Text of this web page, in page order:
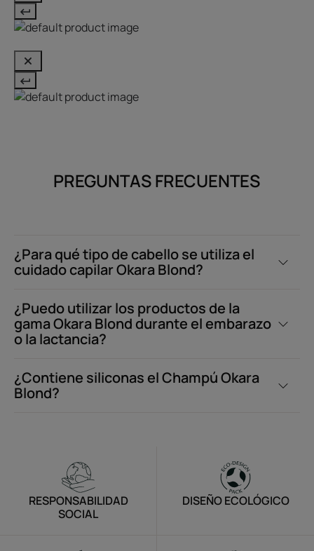
PREGUNTAS FRECUENTES
¿Para qué tipo de cabello se utiliza el
cuidado capilar Okara Blond?
¿Puedo utilizar los productos de la
gama Okara Blond durante el embarazo
o la lactancia?
¿Contiene siliconas el Champú Okara
Blond?
RESPONSABILIDAD
SOCIAL
DISEÑO ECOLÓGICO